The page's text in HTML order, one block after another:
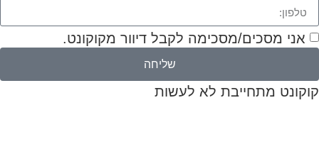
אני מסכים/מסכימה לקבל דיוור מקוקונט.
שליחה
קוקונט מתחייבת לא לעשות